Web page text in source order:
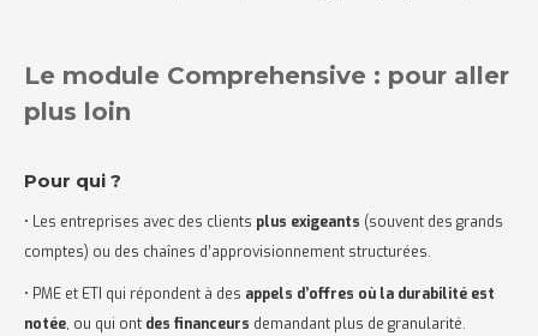
Le module Comprehensive : pour aller
plus loin
Pour qui ?
• Les entreprises avec des clients plus exigeants (souvent des grands
comptes) ou des chaînes d’approvisionnement structurées.
• PME et ETI qui répondent à des appels d’offres où la durabilité est
notée, ou qui ont des financeurs demandant plus de granularité.